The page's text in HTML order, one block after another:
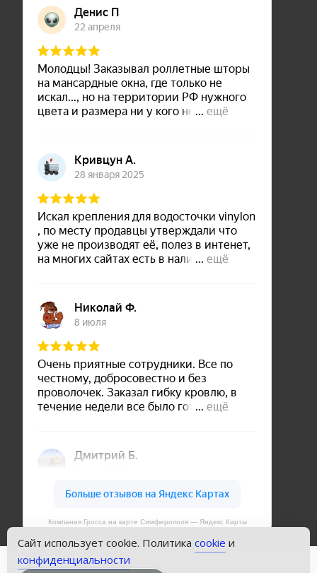
Компания Гросса на карте Симферополя — Яндекс Карты
Сайт использует cookie. Политика cookie и
конфиденциальности